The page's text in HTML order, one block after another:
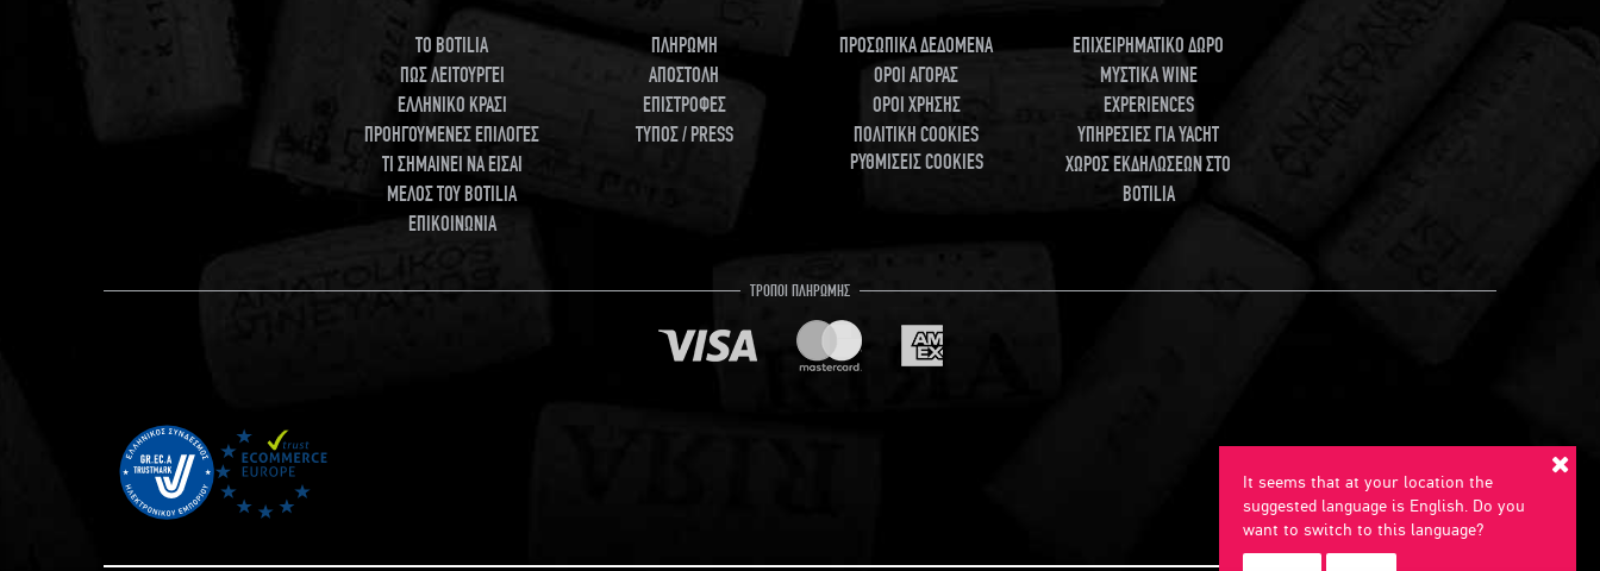
It seems that at your location the
suggested language is English. Do you
want to switch to this language?
TO BOTILIA
ΠΩΣ ΛΕΙΤΟΥΡΓΕΙ
ΕΛΛΗΝΙΚΟ ΚΡΑΣΙ
ΠΡΟΗΓΟΥΜΕΝΕΣ ΕΠΙΛΟΓΕΣ
ΤΙ ΣΗΜΑΙΝΕΙ ΝΑ ΕΙΣΑΙ
ΜΕΛΟΣ ΤΟΥ BOTILIA
ΕΠΙΚΟΙΝΩΝΙΑ
ΠΛΗΡΩΜΗ
ΑΠΟΣΤΟΛΗ
ΕΠΙΣΤΡΟΦΕΣ
ΤΥΠΟΣ / PRESS
ΠΡΟΣΩΠΙΚΑ ΔΕΔΟΜΕΝΑ
ΟΡΟΙ ΑΓΟΡΑΣ
ΟΡΟΙ ΧΡΗΣΗΣ
ΠΟΛΙΤΙΚΗ COOKIES
ΡΥΘΜΙΣΕΙΣ COOKIES
ΕΠΙΧΕΙΡΗΜΑΤΙΚΟ ΔΩΡΟ
ΜΥΣΤΙΚΑ WINE
EXPERIENCES
ΥΠΗΡΕΣΙΕΣ ΓΙΑ YACHT
ΧΩΡΟΣ ΕΚΔΗΛΩΣΕΩΝ ΣΤΟ
BOTILIA
ΤΡΟΠΟΙ ΠΛΗΡΩΜΗΣ